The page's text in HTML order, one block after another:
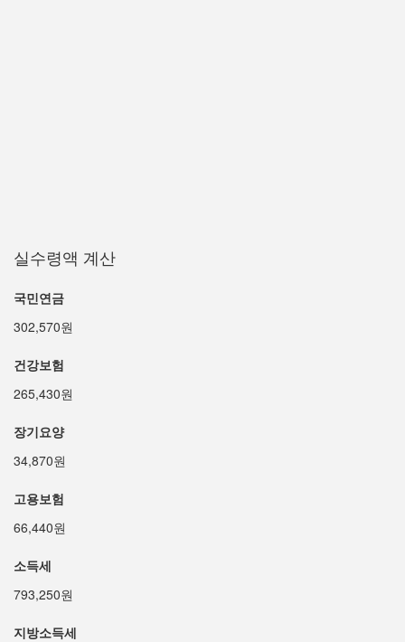
실수령액 계산
국민연금
302,570원
건강보험
265,430원
장기요양
34,870원
고용보험
66,440원
소득세
793,250원
지방소득세